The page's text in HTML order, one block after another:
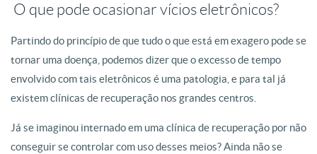
O que pode ocasionar vícios eletrônicos?
Partindo do princípio de que tudo o que está em exagero pode se
tornar uma doença, podemos dizer que o excesso de tempo
envolvido com tais eletrônicos é uma patologia, e para tal já
existem clínicas de recuperação nos grandes centros.
Já se imaginou internado em uma clínica de recuperação por não
conseguir se controlar com uso desses meios? Ainda não se